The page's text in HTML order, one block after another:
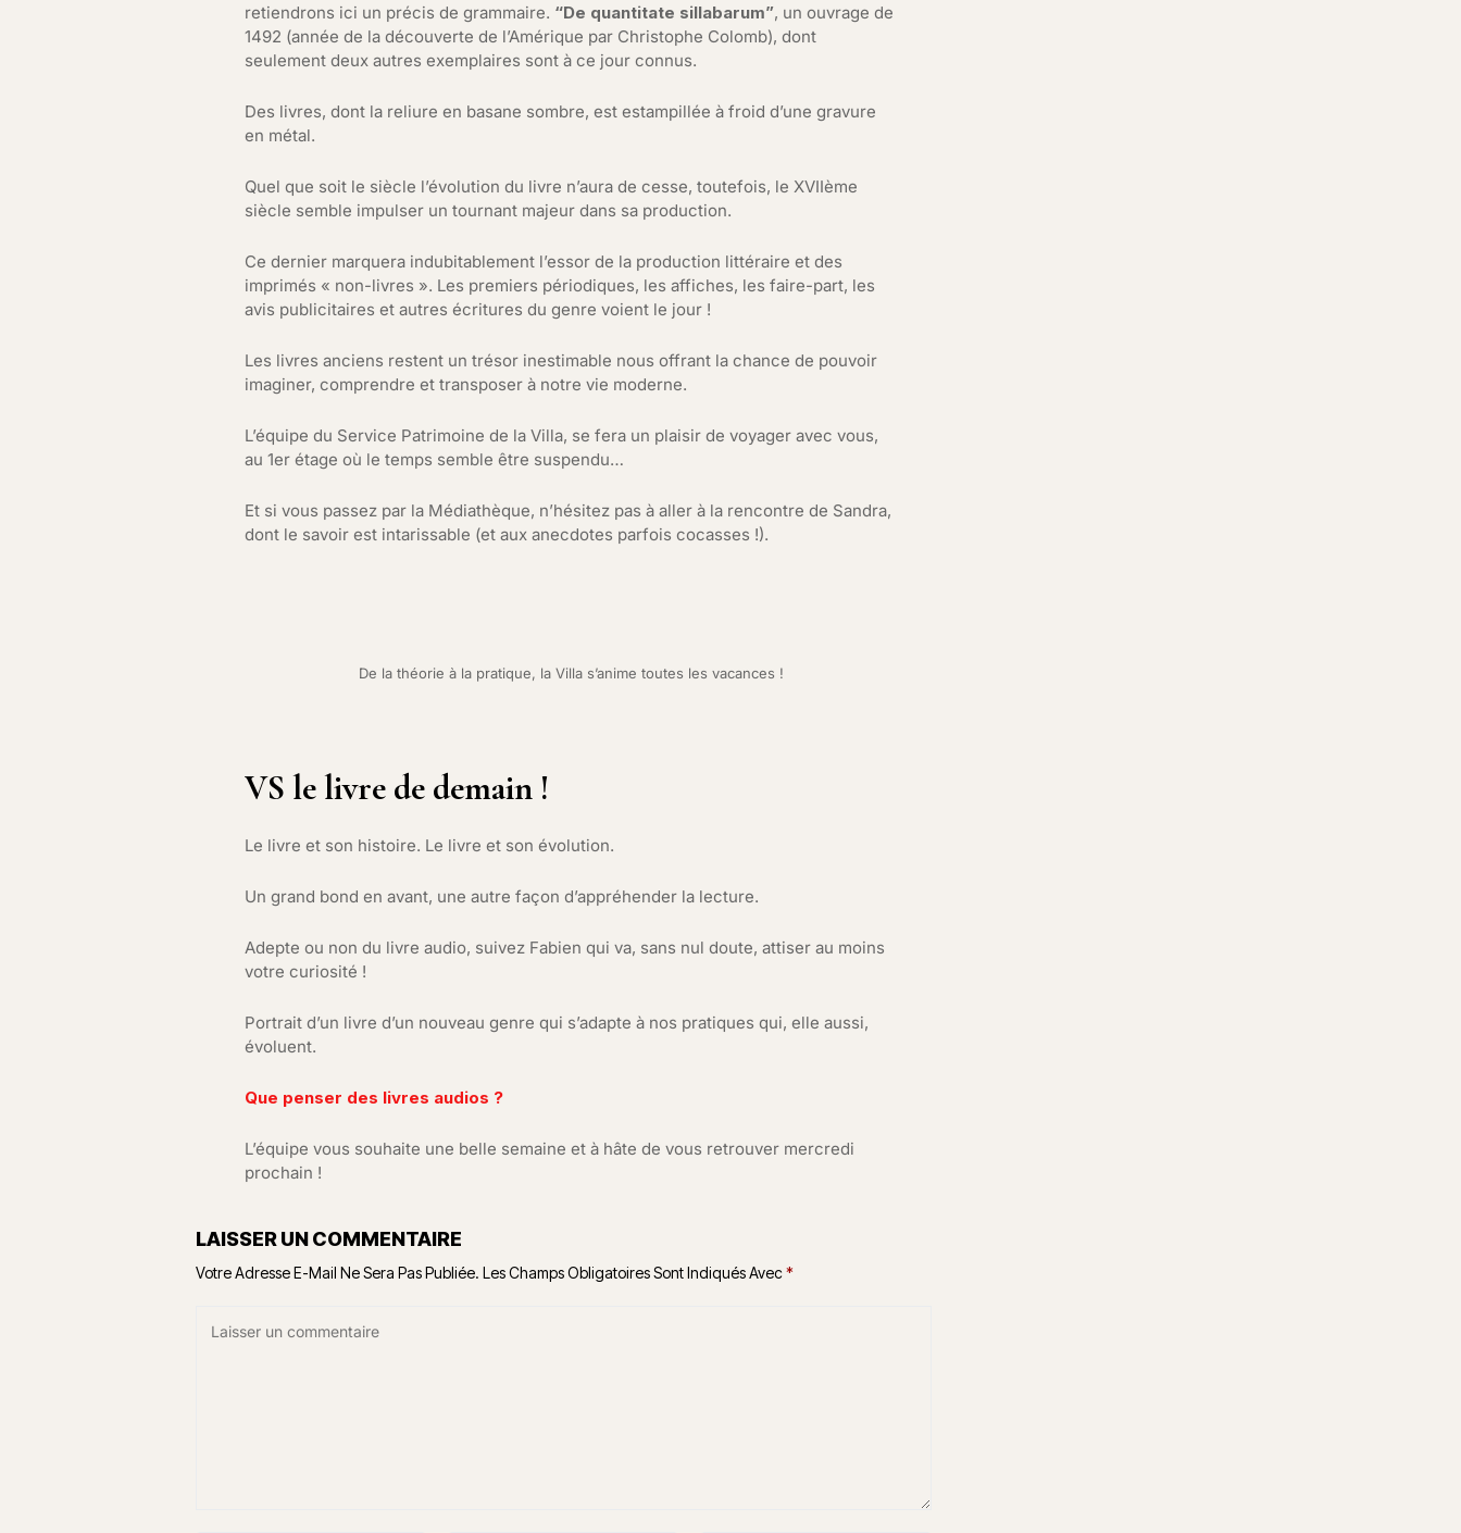
retiendrons ici un précis de grammaire. “De quantitate sillabarum”, un ouvrage de
1492 (année de la découverte de l’Amérique par Christophe Colomb), dont
seulement deux autres exemplaires sont à ce jour connus.
Des livres, dont la reliure en basane sombre, est estampillée à froid d’une gravure
en métal.
Quel que soit le siècle l’évolution du livre n’aura de cesse, toutefois, le XVIIème
siècle semble impulser un tournant majeur dans sa production.
Ce dernier marquera indubitablement l’essor de la production littéraire et des
imprimés « non-livres ». Les premiers périodiques, les affiches, les faire-part, les
avis publicitaires et autres écritures du genre voient le jour !
Les livres anciens restent un trésor inestimable nous offrant la chance de pouvoir
imaginer, comprendre et transposer à notre vie moderne.
L’équipe du Service Patrimoine de la Villa, se fera un plaisir de voyager avec vous,
au 1er étage où le temps semble être suspendu…
Et si vous passez par la Médiathèque, n’hésitez pas à aller à la rencontre de Sandra,
dont le savoir est intarissable (et aux anecdotes parfois cocasses !).
De la théorie à la pratique, la Villa s’anime toutes les vacances !
VS le livre de demain !
Le livre et son histoire. Le livre et son évolution.
Un grand bond en avant, une autre façon d’appréhender la lecture.
Adepte ou non du livre audio, suivez Fabien qui va, sans nul doute, attiser au moins
votre curiosité !
Portrait d’un livre d’un nouveau genre qui s’adapte à nos pratiques qui, elle aussi,
évoluent.
Que penser des livres audios ?
L’équipe vous souhaite une belle semaine et à hâte de vous retrouver mercredi
prochain !
LAISSER UN COMMENTAIRE
Votre Adresse E-Mail Ne Sera Pas Publiée. Les Champs Obligatoires Sont Indiqués Avec*